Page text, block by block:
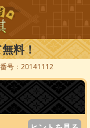
料！
号：20141112